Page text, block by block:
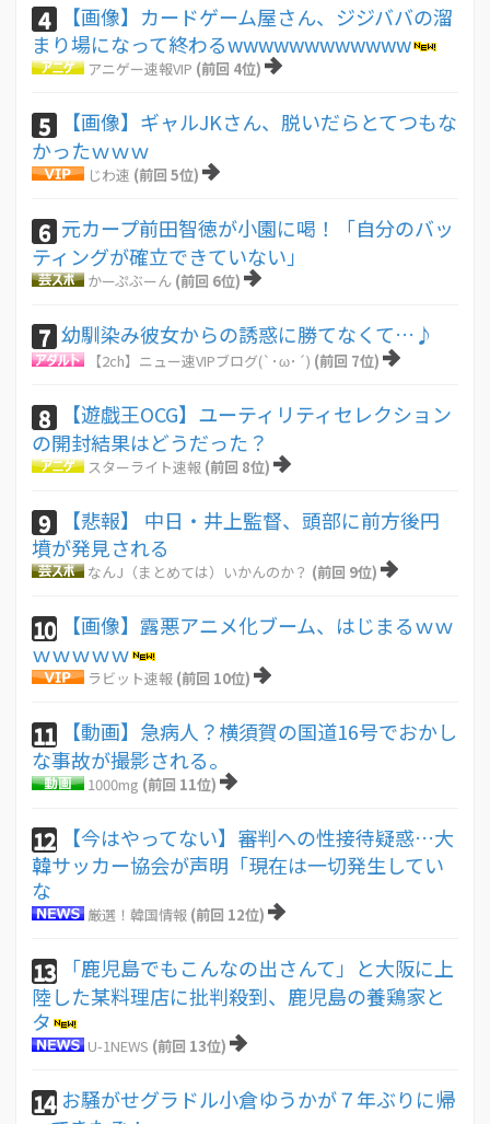
4
【画像】カードゲーム屋さん、ジジババの溜
まり場になって終わるwwwwwwwwwwww
アニゲー速報VIP (前回 4位)
5
【画像】ギャルJKさん、脱いだらとてつもな
かったｗｗｗ
じわ速 (前回 5位)
6 元カープ前田智徳が小園に喝！「自分のバッ
ティングが確立できていない」
かーぷぶーん (前回 6位)
7 幼馴染み彼女からの誘惑に勝てなくて…♪
【2ch】ニュー速VIPブログ(`･ω･´) (前回 7位)
8
【遊戯王OCG】ユーティリティセレクション
の開封結果はどうだった？
スターライト速報 (前回 8位)
9
【悲報】 中日・井上監督、頭部に前方後円
墳が発見される
なんJ（まとめては）いかんのか？ (前回 9位)
10
【画像】露悪アニメ化ブーム、はじまるｗｗ
ｗｗｗｗｗ
ラビット速報 (前回 10位)
11
【動画】急病人？横須賀の国道16号でおかし
な事故が撮影される。
1000mg (前回 11位)
12
【今はやってない】審判への性接待疑惑…大
韓サッカー協会が声明「現在は一切発生してい
な
厳選！韓国情報 (前回 12位)
13
「鹿児島でもこんなの出さんて」と大阪に上
陸した某料理店に批判殺到、鹿児島の養鶏家と
タ
U-1NEWS (前回 13位)
14 お騒がせグラドル小倉ゆうかが７年ぶりに帰